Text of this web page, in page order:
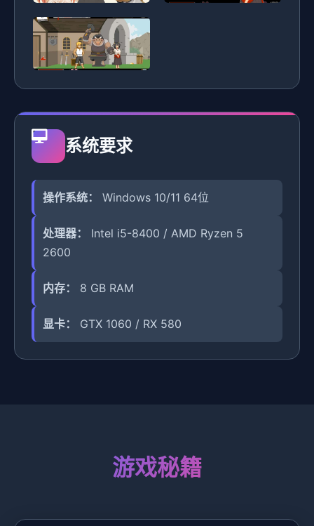
系统要求
操作系统： Windows 10/11 64位
处理器：
Intel i5-8400 / AMD Ryzen 5
2600
内存： 8 GB RAM
显卡： GTX 1060 / RX 580
游戏秘籍